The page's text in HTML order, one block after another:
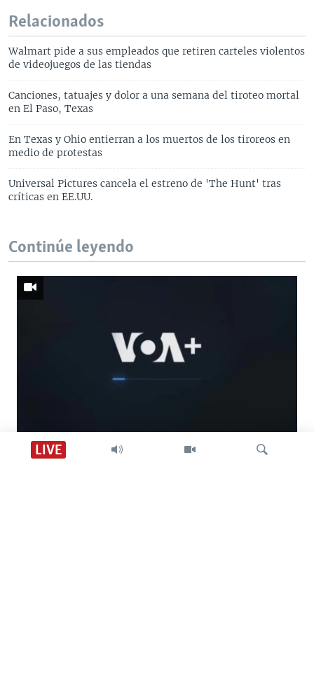
LIVE
Relacionados
Walmart pide a sus empleados que retiren carteles violentos
de videojuegos de las tiendas
Canciones, tatuajes y dolor a una semana del tiroteo mortal
en El Paso, Texas
En Texas y Ohio entierran a los muertos de los tiroreos en
medio de protestas
Universal Pictures cancela el estreno de 'The Hunt' tras
críticas en EE.UU.
Continúe leyendo
Descarga VOA +